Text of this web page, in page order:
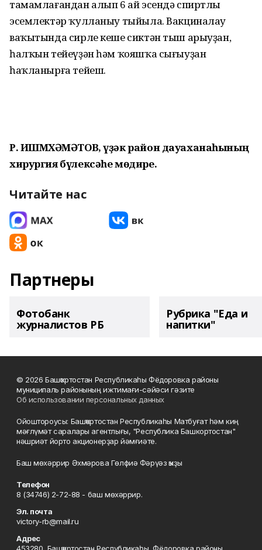
тамамлағандан алып 6 ай эсендә спиртлы
эсемлектәр ҡулланыу тыйыла. Вакциналау
ваҡытында сирле кеше сиктән тыш арыуҙан,
һалҡын тейеүҙән һәм ҡояшҡа сығыуҙан
һаҡланырға тейеш.
Р. ИШМӨХӘМӘТОВ, үҙәк район дауаханаһының
хирургия бүлексәһе мөдире.
Читайте нас
Партнеры
Фотобанк
журналистов РБ
Рубрика "Еда и
напитки"
© 2026 Башҡортостан Республикаһы Фёдоровка районы
муниципаль районының ижтимағи-сәйәси гәзите
Об использовании персональных данных
Ойоштороусы: Башҡортостан Республикаһы Матбуғат һәм киң
мәғлүмәт саралары агентлығы, "Республика Башкортостан"
нәшриәт йорто акционерҙар йәмғиәте.
Баш мөхәррир Әхмәрова Гөлфиә Фәрүәз ҡыҙы
Телефон
8 (34746) 2-72-88 - баш мөхәррир.
Эл. почта
victory-rb@mail.ru
Адрес